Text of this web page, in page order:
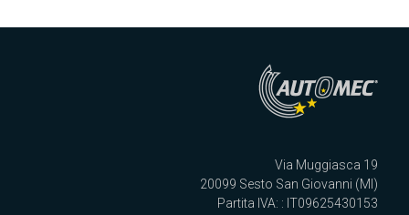
Via Muggiasca 19
20099 Sesto San Giovanni (MI)
Partita IVA: : IT09625430153